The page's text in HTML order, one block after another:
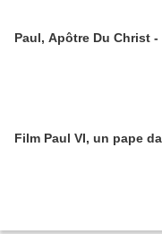
Paul, Apôtre Du Christ
Film Paul VI, un pape